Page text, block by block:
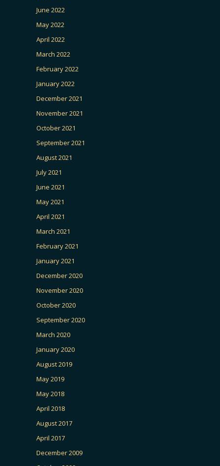
June 2022
May 2022
April 2022
March 2022
February 2022
January 2022
December 2021
November 2021
October 2021
September 2021
August 2021
July 2021
June 2021
May 2021
April 2021
March 2021
February 2021
January 2021
December 2020
November 2020
October 2020
September 2020
March 2020
January 2020
August 2019
May 2019
May 2018
April 2018
August 2017
April 2017
December 2009